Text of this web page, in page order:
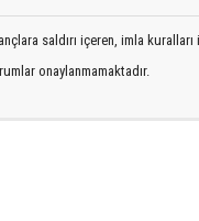
saldırı içeren, imla kuralları
onaylanmamaktadır.